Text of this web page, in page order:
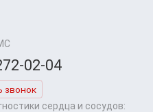
02-04
звонок
сердца и сосудов: